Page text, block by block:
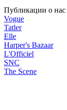
Публикации о нас
Vogue
Tatler
Elle
Harper's Bazaar
L'Officiel
SNC
The Scene